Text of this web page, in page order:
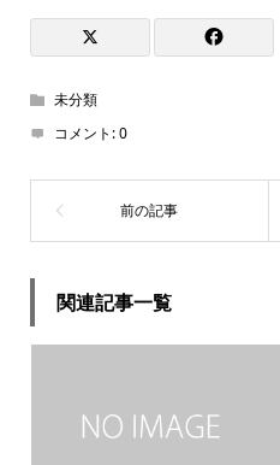
未分類
コメント:0
関連記事一覧